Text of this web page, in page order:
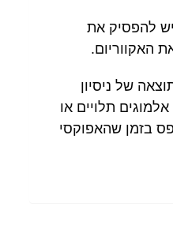
להפסיק את
האקווריום.
של ניסיון
תלויים או
בזמן שהאפוקסי